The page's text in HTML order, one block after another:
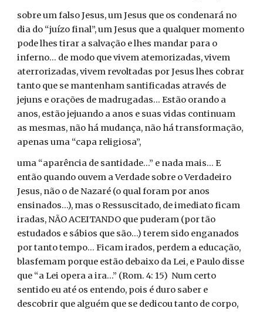
sobre um falso Jesus, um Jesus que os condenará no
dia do “juízo final”, um Jesus que a qualquer momento
pode lhes tirar a salvação e lhes mandar para o
inferno... de modo que vivem atemorizadas, vivem
aterrorizadas, vivem revoltadas por Jesus lhes cobrar
tanto que se mantenham santificadas através de
jejuns e orações de madrugadas... Estão orando a
anos, estão jejuando a anos e suas vidas continuam
as mesmas, não há mudança, não há transformação,
apenas uma “capa religiosa”,
uma “aparência de santidade...” e nada mais... E
então quando ouvem a Verdade sobre o Verdadeiro
Jesus, não o de Nazaré (o qual foram por anos
ensinados...), mas o Ressuscitado, de imediato ficam
iradas, NÃO ACEITANDO que puderam (por tão
estudados e sábios que são...) terem sido enganados
por tanto tempo... Ficam irados, perdem a educação,
blasfemam porque estão debaixo da Lei, e Paulo disse
que “a Lei opera a ira...” (Rom. 4: 15) Num certo
sentido eu até os entendo, pois é duro saber e
descobrir que alguém que se dedicou tanto de corpo,